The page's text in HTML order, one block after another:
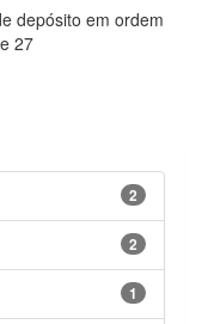
depósito em ordem
27
2
2
1